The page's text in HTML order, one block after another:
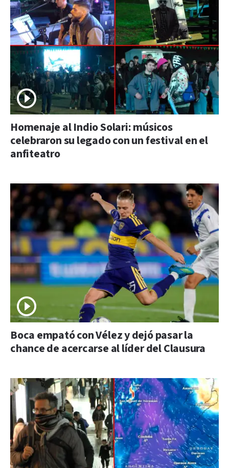
Homenaje al Indio Solari: músicos
celebraron su legado con un festival en el
anfiteatro
Boca empató con Vélez y dejó pasar la
chance de acercarse al líder del Clausura